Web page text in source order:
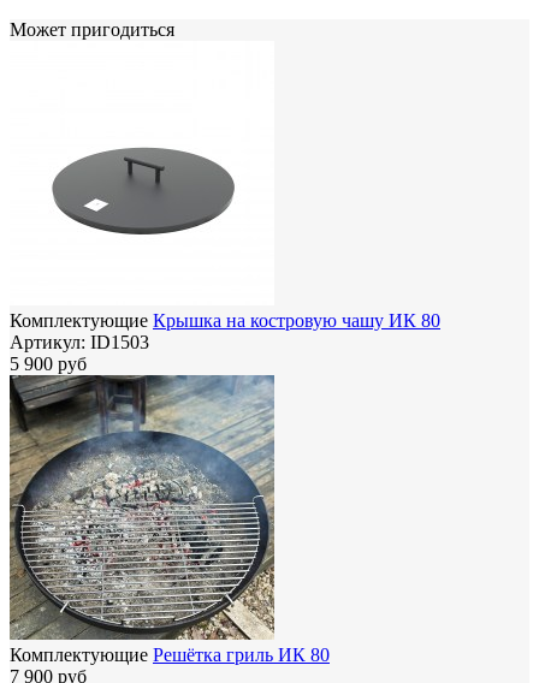
Может пригодиться
Комплектующие Крышка на костровую чашу ИК 80
Артикул: ID1503
5 900 руб
Комплектующие Решётка гриль ИК 80
7 900 руб